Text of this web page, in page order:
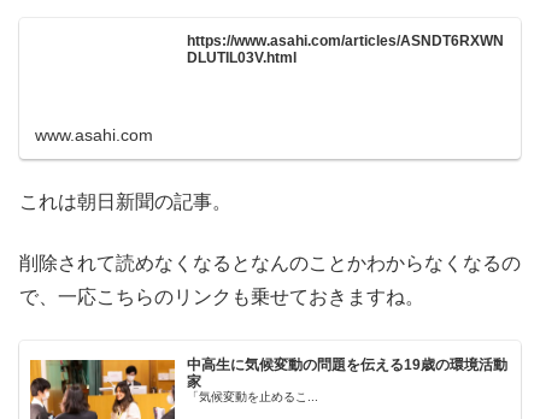
https://www.asahi.com/articles/ASNDT6RXWN
DLUTIL03V.html
www.asahi.com
これは朝日新聞の記事。
削除されて読めなくなるとなんのことかわからなくなるの
で、一応こちらのリンクも乗せておきますね。
中高生に気候変動の問題を伝える19歳の環境活動
家
「気候変動を止めるこ...